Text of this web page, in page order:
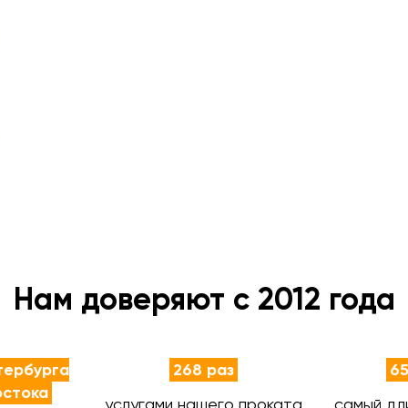
Нам доверяют с 2012 года
268 раз
услугами нашего проката
самый